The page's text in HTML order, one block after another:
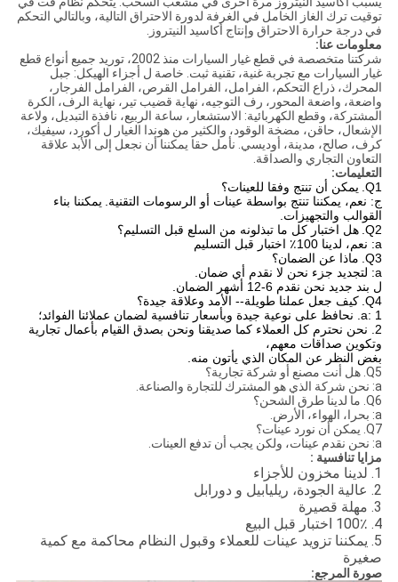
توقيت ترك الغاز الخامل في الغرفة لدورة الاحتراق التالية، وبالتالي التحكم
في درجة حرارة الاحتراق وإنتاج أكاسيد النيتروز.
معلومات عنا:
شركتنا متخصصة في قطع غيار السيارات منذ 2002، توريد جميع أنواع قطع
غيار السيارات مع تجربة غنية، تقنية ثبت. خاصة ل أجزاء الهيكل: جبل
المحرك، ذراع التحكم، الفرامل، الفرامل القرص، الفرامل الفرجار،
واضعة، واضعة المحور، رف التوجيه، نهاية قضيب تير، نهاية الرف، الكرة
المشتركة، وقطع الكهربائية: الاستشعار، ساعة الربيع، نافذة التبديل، ولاعة
الإشعال، حاقن، مضخة الوقود، والكثير من هوندا الغيار ل أكورد، سيفيك،
كرف، صالح، مدينة، أوديسي. نأمل حقا يمكننا أن نجعل إلى الأبد علاقة
التعاون التجاري والصداقة.
التعليمات:
Q1. يمكن أن تنتج وفقا للعينات؟
ج: نعم، يمكننا تنتج بواسطة عينات أو الرسومات التقنية. يمكننا بناء
القوالب والتجهيزات.
Q2. هل اختبار كل ما تبذلونه من السلع قبل التسليم؟
a: نعم، لدينا 100٪ اختبار قبل التسليم
Q3. ماذا عن الضمان؟
a: لتجديد جزء نحن لا نقدم أي ضمان.
ل بند جديد نحن نقدم 6-12 أشهر الضمان.
Q4. كيف جعل عملنا طويلة-- الأمد وعلاقة جيدة؟
a: 1. نحافظ على نوعية جيدة وبأسعار تنافسية لضمان عملائنا الفوائد؛
2. نحن نحترم كل العملاء كما صديقنا ونحن بصدق القيام بأعمال تجارية
وتكوين صداقات معهم،
بغض النظر عن المكان الذي يأتون منه.
Q5. هل أنت مصنع أو شركة تجارية؟
a: نحن شركة الذي هو المشترك للتجارة والصناعة.
Q6. ما لدينا طرق الشحن؟
a: بحرا، الهواء، الأرض.
Q7. يمكن أن نورد عينات؟
a: نحن نقدم عينات، ولكن يجب أن تدفع العينات.
مزايا تنافسية :
1. لدينا مخزون للأجزاء
2. عالية الجودة، ريليابيل و دورابل
3. مهلة قصيرة
4. 100٪ اختبار قبل البيع
5. يمكننا تزويد عينات للعملاء وقبول النظام محاكمة مع كمية
صغيرة
صورة المرجع: